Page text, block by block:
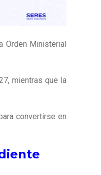
Orden Ministerial
mientras que la
convertirse en